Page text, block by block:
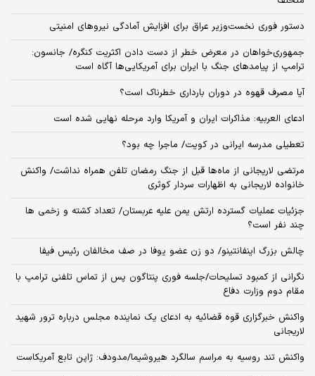
دستور فوری نخست‌وزیر عراق برای افزایش آمادگی نیروهای امنیتی
جمهوری‌خواهان در معرض خطر از دست دادن اکثریت کنگره/ جانسون:
ترامپ از پیامدهای جنگ با ایران برای آمریکایی‌ها آگاه است
آیا مصرف قهوه در دوران بارداری خطرناک است؟
ادعای العربیه: مذاکرات ایران و آمریکا وارد مرحله نهایی شده است
تعطیلی مدرسه ایرانی در کویت/ ماجرا چه بود؟
مرتضی لاریجانی از ماه‌ها قبل از جنگ رمضان تلفن همراه نداشت/ واکنش
خانواده لاریجانی به اظهارات سردار کوثری
جزئیات عملیات گسترده ارتش یمن علیه عربستان/ تعداد کشته و زخمی ها
چند نفر است؟
چالش بزرگ اینفانتینو/ دو زن عضو یوفا در صف مخالفان رئیس فیفا
نگرانی از کمبود تسلیحات/جلسه فوری پنتاگون پس از تماس تلفنی ترامپ با
مقام دوم وزارت دفاع
واکنش خبرگزاری قوه قضائیه به ادعای یک نماینده مجلس درباره ترور شهید
لاریجانی
واکنش تند روسیه به مراسم سالگرد هیروشیما/مدودف: ژاپن تابع آمریکاست